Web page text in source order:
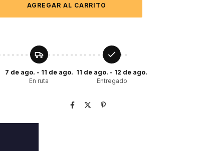
7 de ago. - 11 de ago.
En ruta
11 de ago. - 12 de ago.
Entregado